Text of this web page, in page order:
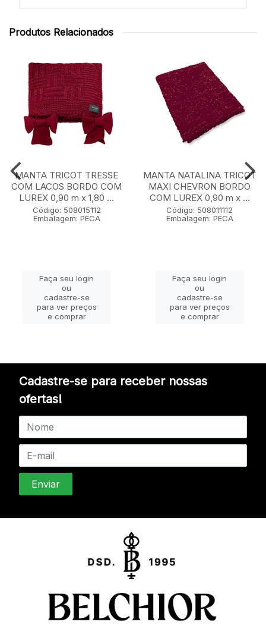
Produtos Relacionados
MANTA TRICOT TRESSE
COM LACOS BORDO COM
LUREX 0,90 m x 1,80 ...
Código: 508015112
Embalagem: PECA
Faça seu login
ou
cadastre-se
para ver preços
e comprar
MANTA NATALINA TRICOT
MAXI CHEVRON BORDO
COM LUREX 0,90 m x ...
Código: 508011112
Embalagem: PECA
Faça seu login
ou
cadastre-se
para ver preços
e comprar
Cadastre-se para receber nossas
ofertas!